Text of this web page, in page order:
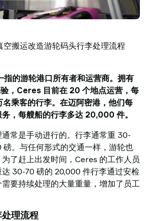
搬运改造游轮码头行李处理流程
的游轮港口所有者和运营商。拥有
，Ceres 目前在 20 个地点运营，每
乘客的行李。在迈阿密港，他们每
，每艘船的行李多达 20,000 件。
常是手动进行的。行李通常重 30-
。与任何形式的交通一样，游轮也
了赶上出发时间，Ceres 的工作人员
30-70 磅的 20,000 件行李通过安检
要持续处理的大量重量，增加了员工
理流程